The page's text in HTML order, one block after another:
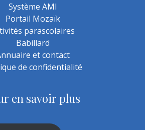
Système AMI
Portail Mozaïk
parascolaires
Babillard
et contact
de confidentialité
en savoir plus